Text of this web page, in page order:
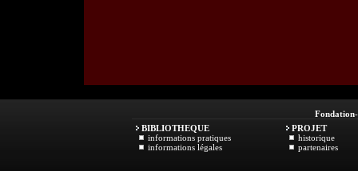
Fondation
BIBLIOTHEQUE
informations pratiques
informations légales
PROJET
historique
partenaires